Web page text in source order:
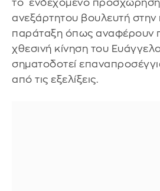
το ενδεχόμενο
ανεξάρτητου βουλευτή στην
παράταξη όπως αναφέρουν
χθεσινή κίνηση του
σηματοδοτεί
από τις εξελίξεις.